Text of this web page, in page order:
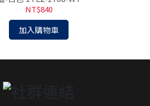
NT$840
加入購物車